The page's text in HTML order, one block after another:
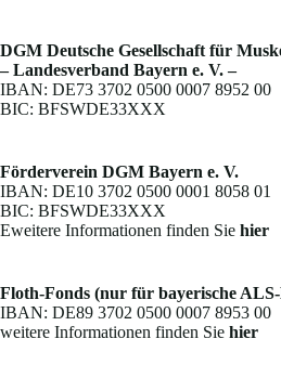
DGM Deutsche Gesellschaft für
– Landesverband Bayern e. V. –
IBAN: DE73 3702 0500 0007 8952 00
BIC: BFSWDE33XXX
Förderverein DGM Bayern e. V.
IBAN: DE10 3702 0500 0001 8058 01
BIC: BFSWDE33XXX
Eweitere Informationen finden Sie hier
Floth-Fonds (nur für bayerische
IBAN: DE89 3702 0500 0007 8953 00
weitere Informationen finden Sie hier